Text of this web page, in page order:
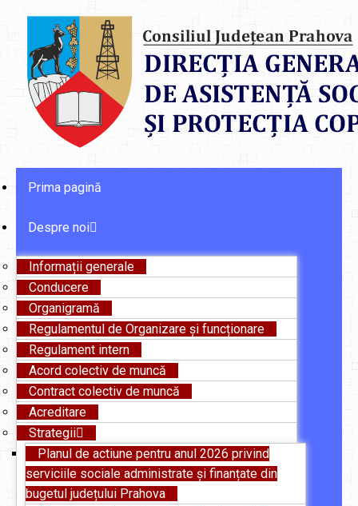
Prima pagină
Despre noi
Informații generale
Conducere
Organigramă
Regulamentul de Organizare și funcționare
Regulament intern
Acord colectiv de muncă
Contract colectiv de muncă
Acreditare
Strategii
Planul de actiune pentru anul 2026 privind
serviciile sociale administrate și finanțate din
bugetul județului Prahova